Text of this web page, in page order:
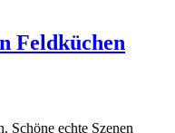
Feldküchen
Schöne echte Szenen